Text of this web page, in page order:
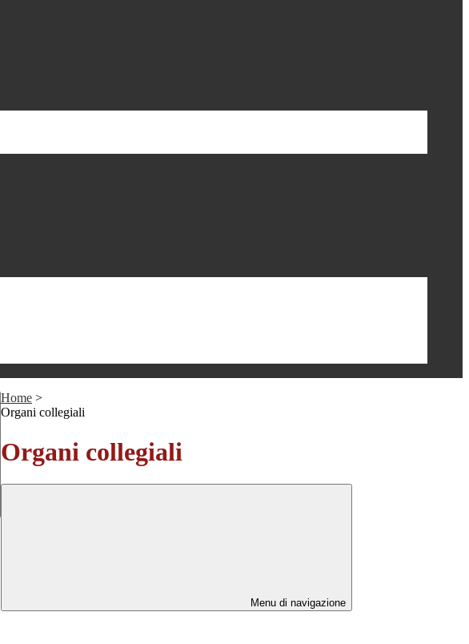
Home >
Organi collegiali
Organi collegiali
Menu di navigazione